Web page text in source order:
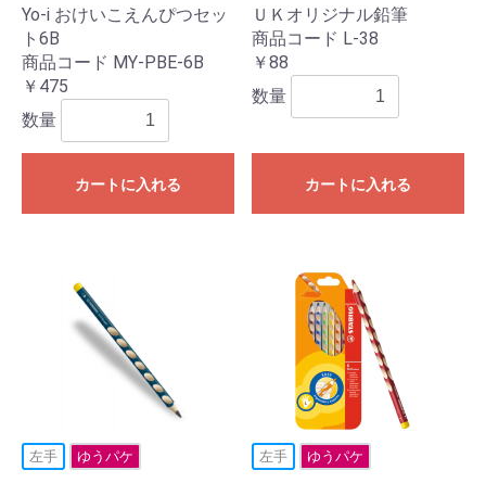
Yo-i おけいこえんぴつセッ
ト6B
商品コード MY-PBE-6B
￥475
数量
カートに入れる
ＵＫオリジナル鉛筆
商品コード L-38
￥88
数量
カートに入れる
左手 ゆうパケ 左手 ゆうパケ